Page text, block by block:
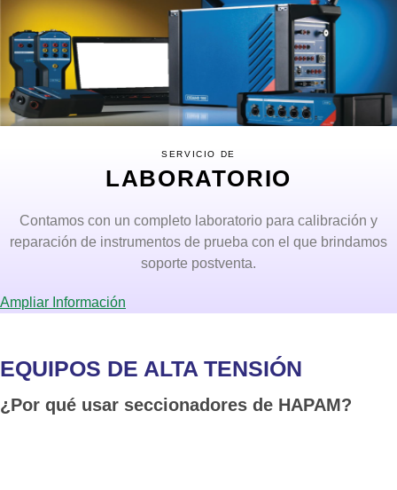
SERVICIO DE
LABORATORIO
Contamos con un completo laboratorio para calibración y
reparación de instrumentos de prueba con el que brindamos
soporte postventa.
Ampliar Información
EQUIPOS DE ALTA TENSIÓN
¿Por qué usar seccionadores de HAPAM?